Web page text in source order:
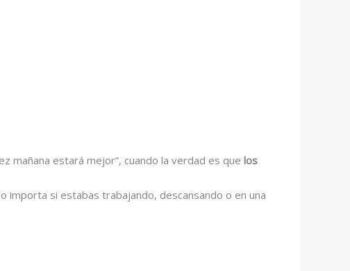
mañana estará mejor”, cuando la verdad es que los
importa si estabas trabajando, descansando o en una